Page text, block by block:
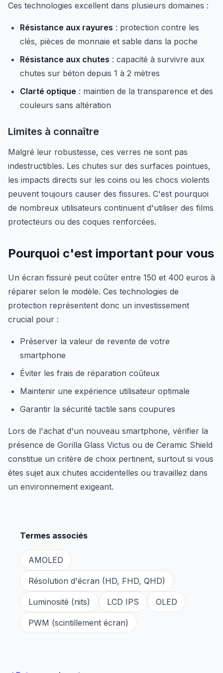
Ces technologies excellent dans plusieurs domaines :
Résistance aux rayures : protection contre les
clés, pièces de monnaie et sable dans la poche
Résistance aux chutes : capacité à survivre aux
chutes sur béton depuis 1 à 2 mètres
Clarté optique : maintien de la transparence et des
couleurs sans altération
Limites à connaître
Malgré leur robustesse, ces verres ne sont pas
indestructibles. Les chutes sur des surfaces pointues,
les impacts directs sur les coins ou les chocs violents
peuvent toujours causer des fissures. C'est pourquoi
de nombreux utilisateurs continuent d'utiliser des films
protecteurs ou des coques renforcées.
Pourquoi c'est important pour vous
Un écran fissuré peut coûter entre 150 et 400 euros à
réparer selon le modèle. Ces technologies de
protection représentent donc un investissement
crucial pour :
Préserver la valeur de revente de votre
smartphone
Éviter les frais de réparation coûteux
Maintenir une expérience utilisateur optimale
Garantir la sécurité tactile sans coupures
Lors de l'achat d'un nouveau smartphone, vérifier la
présence de Gorilla Glass Victus ou de Ceramic Shield
constitue un critère de choix pertinent, surtout si vous
êtes sujet aux chutes accidentelles ou travaillez dans
un environnement exigeant.
Termes associés
AMOLED
Résolution d'écran (HD, FHD, QHD)
Luminosité (nits) LCD IPS OLED
PWM (scintillement écran)